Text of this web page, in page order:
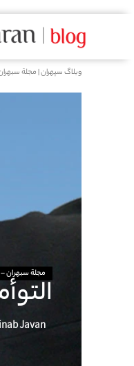
وبلاگ سپهران|مجلة سبهران
مجلة سبهران –
Javan